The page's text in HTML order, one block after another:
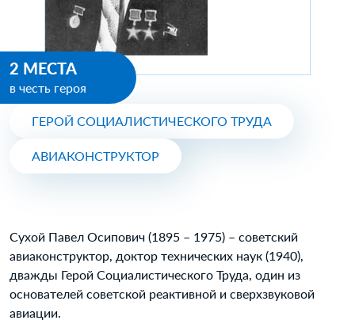
2 МЕСТА
в честь героя
ГЕРОЙ СОЦИАЛИСТИЧЕСКОГО ТРУДА
АВИАКОНСТРУКТОР
Сухой Павел Осипович (1895 – 1975) – советский
авиаконструктор, доктор технических наук (1940),
дважды Герой Социалистического Труда, один из
основателей советской реактивной и сверхзвуковой
авиации.